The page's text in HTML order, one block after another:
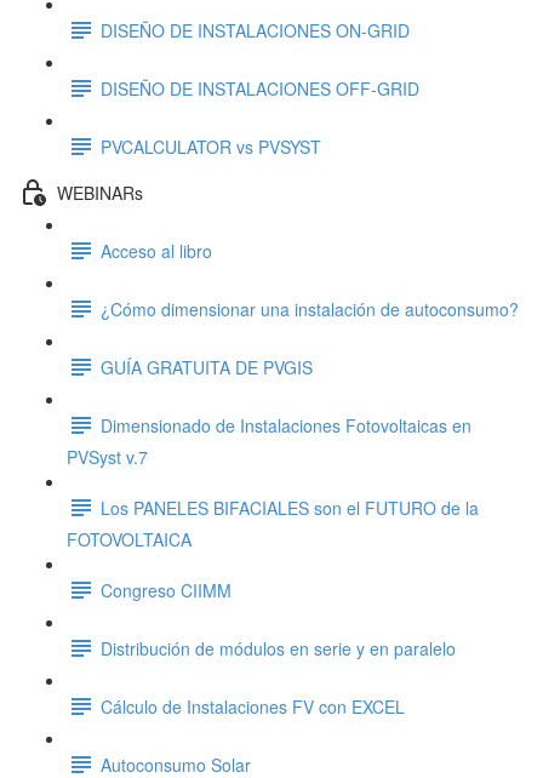
DISEÑO DE INSTALACIONES ON-GRID
DISEÑO DE INSTALACIONES OFF-GRID
PVCALCULATOR vs PVSYST
WEBINARs
Acceso al libro
¿Cómo dimensionar una instalación de autoconsumo?
GUÍA GRATUITA DE PVGIS
Dimensionado de Instalaciones Fotovoltaicas en
PVSyst v.7
Los PANELES BIFACIALES son el FUTURO de la
FOTOVOLTAICA
Congreso CIIMM
Distribución de módulos en serie y en paralelo
Cálculo de Instalaciones FV con EXCEL
Autoconsumo Solar